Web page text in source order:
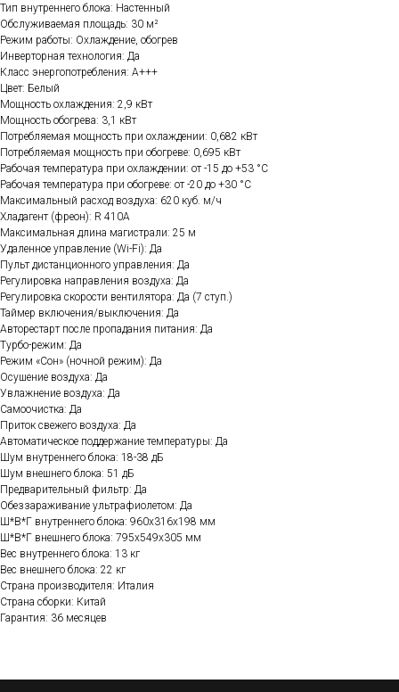
Тип внутреннего блока: Настенный
Обслуживаемая площадь: 30 м²
Режим работы: Охлаждение, обогрев
Инверторная технология: Да
Класс энергопотребления: A+++
Цвет: Белый
Мощность охлаждения: 2,9 кВт
Мощность обогрева: 3,1 кВт
Потребляемая мощность при охлаждении: 0,682 кВт
Потребляемая мощность при обогреве: 0,695 кВт
Рабочая температура при охлаждении: от -15 до +53 °C
Рабочая температура при обогреве: от -20 до +30 °C
Максимальный расход воздуха: 620 куб. м/ч
Хладагент (фреон): R 410A
Максимальная длина магистрали: 25 м
Удаленное управление (Wi-Fi): Да
Пульт дистанционного управления: Да
Регулировка направления воздуха: Да
Регулировка скорости вентилятора: Да (7 ступ.)
Таймер включения/выключения: Да
Авторестарт после пропадания питания: Да
Турбо-режим: Да
Режим «Сон» (ночной режим): Да
Осушение воздуха: Да
Увлажнение воздуха: Да
Самоочистка: Да
Приток свежего воздуха: Да
Автоматическое поддержание температуры: Да
Шум внутреннего блока: 18-38 дБ
Шум внешнего блока: 51 дБ
Предварительный фильтр: Да
Обеззараживание ультрафиолетом: Да
Ш*В*Г внутреннего блока: 960x316x198 мм
Ш*В*Г внешнего блока: 795x549x305 мм
Вес внутреннего блока: 13 кг
Вес внешнего блока: 22 кг
Страна производителя: Италия
Страна сборки: Китай
Гарантия: 36 месяцев